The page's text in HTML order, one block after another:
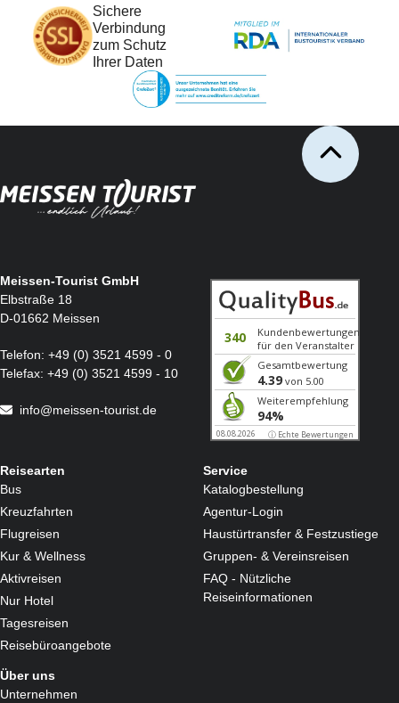
Sichere
Verbindung
zum Schutz
Ihrer Daten
Meissen-Tourist GmbH
Elbstraße 18
D-01662 Meissen
Telefon: +49 (0) 3521 4599 - 0
Telefax: +49 (0) 3521 4599 - 10
info@meissen-tourist.de
Reisearten
Bus
Kreuzfahrten
Flugreisen
Kur & Wellness
Aktivreisen
Nur Hotel
Tagesreisen
Reisebüroangebote
Service
Katalogbestellung
Agentur-Login
Haustürtransfer & Festzustiege
Gruppen- & Vereinsreisen
FAQ - Nützliche
Reiseinformationen
Über uns
Unternehmen